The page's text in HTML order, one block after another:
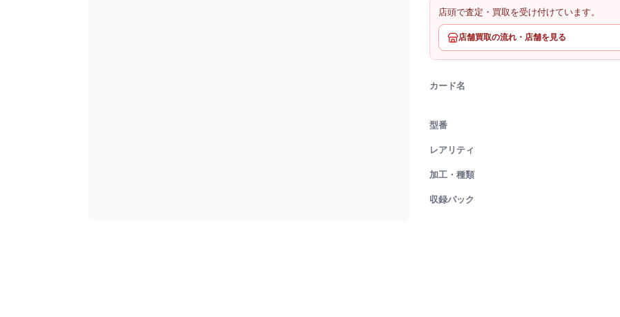
店頭で査定・買取を受け付けています。
店舗買取の流れ・店舗を見る
カード名
型番
レアリティ
加工・種類
収録パック